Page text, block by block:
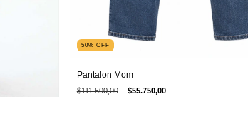
50% OFF
Pantalon Mom
$111.500,00 $55.750,00